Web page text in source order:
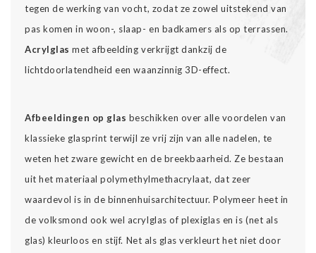
tegen de werking van vocht, zodat ze zowel uitstekend van
pas komen in woon-, slaap- en badkamers als op terrassen.
Acrylglas met afbeelding verkrijgt dankzij de
lichtdoorlatendheid een waanzinnig 3D-effect.
Afbeeldingen op glas beschikken over alle voordelen van
klassieke glasprint terwijl ze vrij zijn van alle nadelen, te
weten het zware gewicht en de breekbaarheid. Ze bestaan
uit het materiaal polymethylmethacrylaat, dat zeer
waardevol is in de binnenhuisarchitectuur. Polymeer heet in
de volksmond ook wel acrylglas of plexiglas en is (net als
glas) kleurloos en stijf. Net als glas verkleurt het niet door